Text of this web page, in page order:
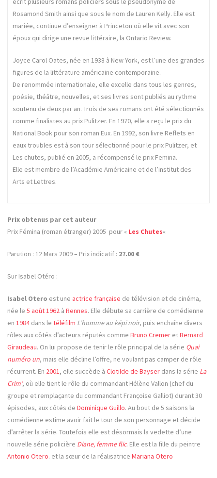
Rosamond Smith ainsi que sous le nom de Lauren Kelly. Elle est
mariée, continue d’enseigner à Princeton où elle vit avec son
époux qui dirige une revue littéraire, la Ontario Review.
Joyce Carol Oates, née en 1938 à New York, est l’une des grandes
figures de la littérature américaine contemporaine.
De renommée internationale, elle excelle dans tous les genres,
poésie, théâtre, nouvelles, et ses livres sont publiés au rythme
soutenu de deux par an. Trois de ses romans ont été sélectionnés
comme finalistes au prix Pulitzer. En 1970, elle a reçu le prix du
National Book pour son roman Eux. En 1992, son livre Reflets en
eaux troubles est à son tour sélectionné pour le prix Pulitzer, et
Les chutes, publié en 2005, a récompensé le prix Femina.
Elle est membre de l’Académie Américaine et de l’institut des
Arts et Lettres.
Prix obtenus par cet auteur
Prix Fémina (roman étranger) 2005 pour « Les Chutes«
Parution : 12 Mars 2009 – Prix indicatif : 27.00 €
Sur Isabel Otéro :
Isabel Otero est une actrice française de télévision et de cinéma,
née le 5 août 1962 à Rennes. Elle débute sa carrière de comédienne
en 1984dans le téléfilm L’homme au képi noir, puis enchaîne divers
rôles aux côtés d’acteurs réputés comme Bruno Cremer etBernard
Giraudeau. On lui propose de tenir le rôle principal de la série Quai
numéro un, mais elle décline l’offre, ne voulant pas camper de rôle
récurrent. En 2001 , elle succède à Clotilde de Bayser dans la série La
Crim’, où elle tient le rôle du commandant Hélène Vallon (chef du
groupe et remplaçante du commandant Françoise Galliot) durant 30
épisodes, aux côtés de Dominique Guillo. Au bout de 5 saisons la
comédienne estime avoir fait le tour de son personnage et décide
d’arrêter la série. Toutefois elle est désormais la vedette d’une
nouvelle série policière Diane, femme flic. Elle est la fille du peintre
Antonio Otero. et la sœur de la réalisatrice Mariana Otero